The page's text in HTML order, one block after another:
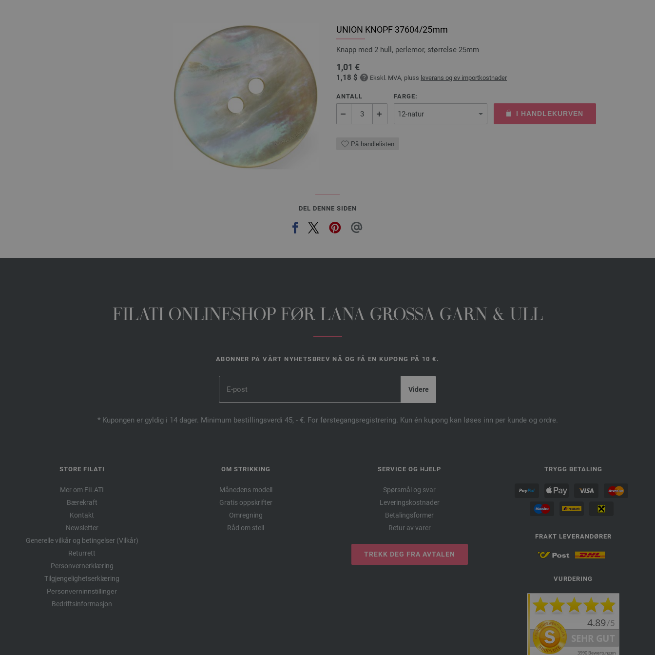
UNION KNOPF 37604/25mm
Knapp med 2 hull, perlemor, størrelse 25mm
1,01 €
1,18 $ Ekskl. MVA, pluss leverans og ev importkostnader
ANTALL FARGE:
I HANDLEKURVEN
På handlelisten
DEL DENNE SIDEN
FILATI ONLINESHOP FØR LANA GROSSA GARN & ULL
ABONNER PÅ VÅRT NYHETSBREV NÅ OG FÅ EN KUPONG PÅ 10 €.
* Kupongen er gyldig i 14 dager. Minimum bestillingsverdi 45, - €. For førstegangsregistrering. Kun én kupong kan løses inn per kunde og ordre.
STORE FILATI
Mer om FILATI
Bærekraft
Kontakt
Newsletter
Generelle vilkår og betingelser (Vilkår)
Returrett
Personvernerklæring
Tilgjengelighetserklæring
Personverninnstillinger
Bedriftsinformasjon
OM STRIKKING
Månedens modell
Gratis oppskrifter
Omregning
Råd om stell
SERVICE OG HJELP
Spørsmål og svar
Leveringskostnader
Betalingsformer
Retur av varer
TREKK DEG FRA AVTALEN
TRYGG BETALING
FRAKT LEVERANDØRER
VURDERING